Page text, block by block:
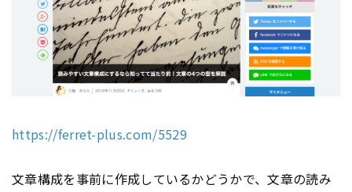
https://ferret-plus.com/5529
文章構成を事前に作成しているかどうかで、文章の読み